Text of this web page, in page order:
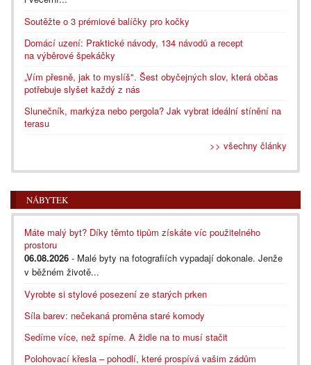
Soutěžte o 3 prémiové balíčky pro kočky
Domácí uzení: Praktické návody, 134 návodů a recept
na výběrové špekáčky
„Vím přesně, jak to myslíš". Šest obyčejných slov, která občas
potřebuje slyšet každý z nás
Slunečník, markýza nebo pergola? Jak vybrat ideální stínění na
terasu
>> všechny články
NÁBYTEK
Máte malý byt? Díky těmto tipům získáte víc použitelného
prostoru
06.08.2026 - Malé byty na fotografiích vypadají dokonale. Jenže
v běžném životě...
Vyrobte si stylové posezení ze starých prken
Síla barev: nečekaná proměna staré komody
Sedíme více, než spíme. A židle na to musí stačit
Polohovací křesla – pohodlí, které prospívá vašim zádům